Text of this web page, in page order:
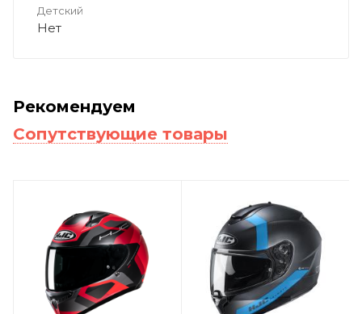
Детский
Нет
Рекомендуем
Сопутствующие товары